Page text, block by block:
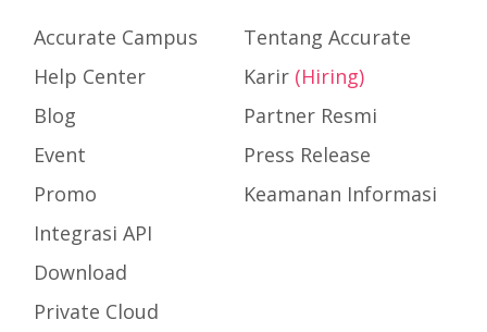
Accurate Campus
Help Center
Blog
Event
Promo
Integrasi API
Download
Private Cloud
Tentang Accurate
Karir (Hiring)
Partner Resmi
Press Release
Keamanan Informasi